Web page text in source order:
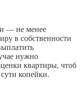
— не менее
в собственности
нужно
квартиры, чтоб
копейки.